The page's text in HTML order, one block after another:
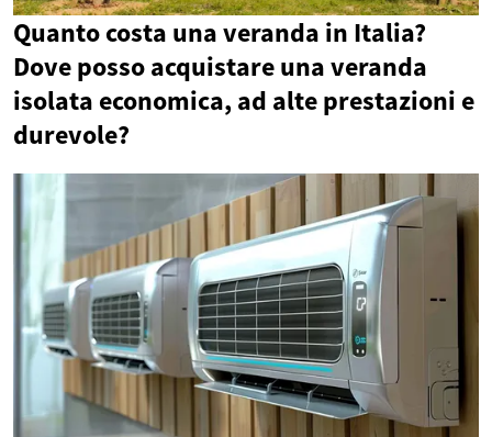
Quanto costa una veranda in Italia?
Dove posso acquistare una veranda
isolata economica, ad alte prestazioni e
durevole?